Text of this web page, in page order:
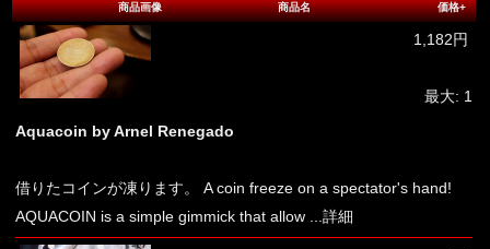
商品画像 商品名 価格+
1,182円
最大: 1
Aquacoin by Arnel Renegado
借りたコインが凍ります。 A coin freeze on a spectator's hand!
AQUACOIN is a simple gimmick that allow ...詳細